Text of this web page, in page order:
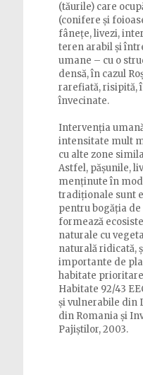
(tăurile) care
(conifere și
fânețe, livezi,
teren arabil și
umane – cu o
densă, în cazul
rarefiată, risipită,
învecinate.
Intervenția
intensitate mult
cu alte zone
Astfel, pășunile,
menținute în
tradiționale sunt
pentru bogăția
formează
naturale cu
naturală ridicată,
importante de
habitate prioritare
Habitate 92/43
și vulnerabile din
din Romania și
Pajiștilor, 2003.